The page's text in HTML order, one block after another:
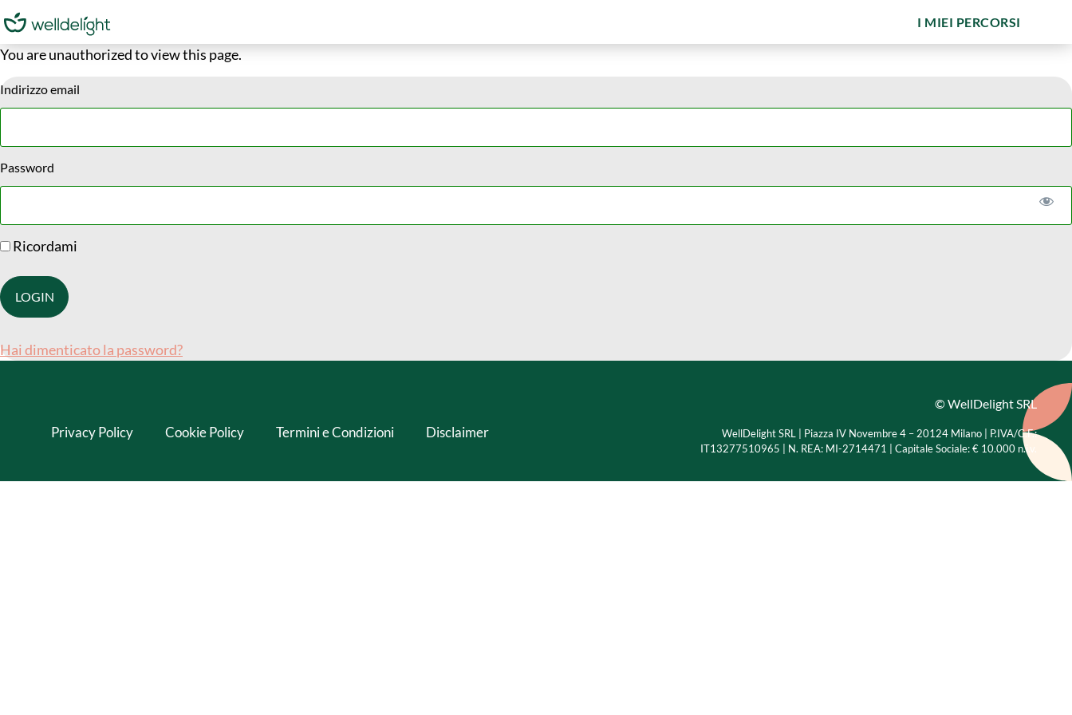
I MIEI PERCORSI
You are unauthorized to view this page.
Indirizzo email
Password
Ricordami
Hai dimenticato la password?
Privacy Policy Cookie Policy Termini e Condizioni Disclaimer
© WellDelight SRL
WellDelight SRL | Piazza IV Novembre 4 – 20124 Milano | P.IVA/C.F.:
IT13277510965 | N. REA: MI-2714471 | Capitale Sociale: € 10.000 n.i.v.